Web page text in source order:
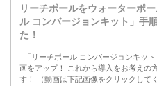
リーチポールをウォーターポ
ル コンバージョンキット」手
た！
「リーチポール コンバージョンキッ
画をアップ！ これから導入をお考えの
す！ （動画は下記画像をクリックして